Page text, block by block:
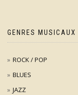
GENRES MUSICAUX
ROCK / POP
BLUES
JAZZ